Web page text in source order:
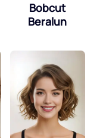
Bobcut
Beralun